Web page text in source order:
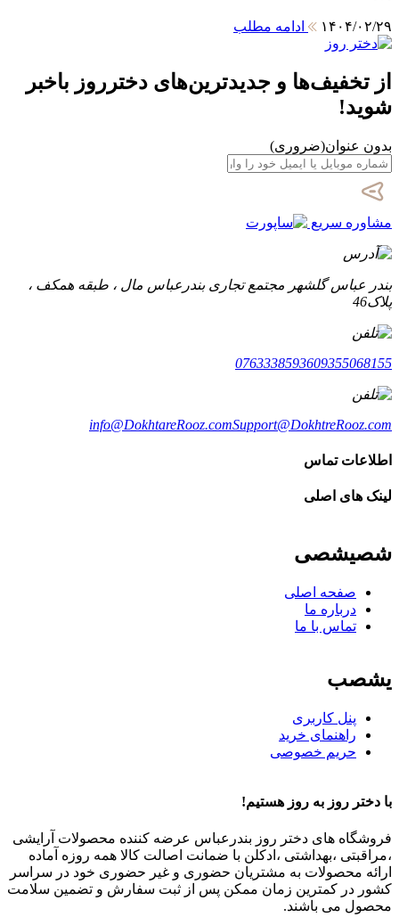
۱۴۰۴/۰۲/۲۹ ادامه مطلب
از تخفیف‌ها و جدیدترین‌های دخترروز باخبر
شوید!
بدون عنوان(ضروری)
مشاوره سریع
بندر عباس گلشهر مجتمع تجاری بندرعباس مال ، طبقه همکف ،
پلاک46
0763338593609355068155
info@DokhtareRooz.comSupport@DokhtreRooz.com
اطلاعات تماس
لینک های اصلی
شصیشصی
صفحه اصلی
درباره ما
تماس با ما
یشصب
پنل کاربری
راهنمای خرید
حریم خصوصی
با دختر روز به روز هستیم!
فروشگاه های دختر روز بندرعباس عرضه کننده محصولات آرایشی
،مراقبتی ،بهداشتی ،ادکلن با ضمانت اصالت کالا همه روزه آماده
ارائه محصولات به مشتریان حضوری و غیر حضوری خود در سراسر
کشور در کمترین زمان ممکن پس از ثبت سفارش و تضمین سلامت
محصول می باشند.